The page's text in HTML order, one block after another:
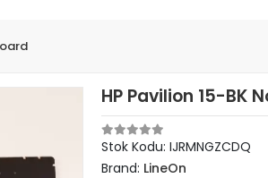
HP Pavilion 15-BK
Stok Kodu: IJRMNGZCDQ
Brand: LineOn